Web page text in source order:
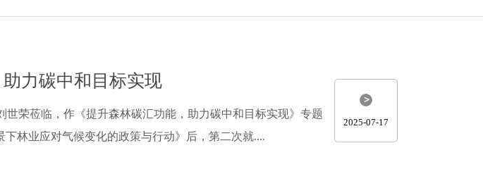
力碳中和目标实现
荣莅临，作《提升森林碳汇功能，助力碳中和目标实现》专题
林业应对气候变化的政策与行动》后，第二次就....
2025-07-17